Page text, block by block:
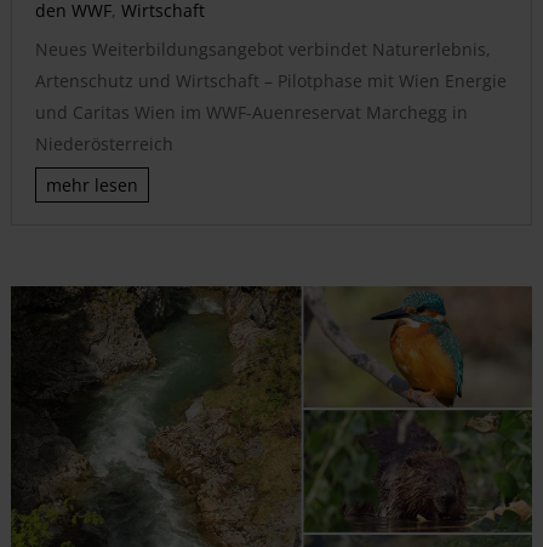
den WWF, Wirtschaft
Neues Weiterbildungsangebot verbindet Naturerlebnis,
Artenschutz und Wirtschaft – Pilotphase mit Wien Energie
und Caritas Wien im WWF-Auenreservat Marchegg in
Niederösterreich
mehr lesen